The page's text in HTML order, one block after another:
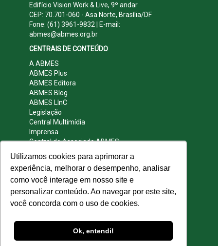
Utilizamos cookies para aprimorar a
experiência, melhorar o desempenho, analisar
como você interage em nosso site e
personalizar conteúdo. Ao navegar por este site,
você concorda com o uso de cookies.
Ok, entendi!
Edifício Vision Work & Live, 9º andar
CEP: 70.701-060 - Asa Norte, Brasília/DF
Fone: (61) 3961-9832 | E-mail:
abmes@abmes.org.br
CENTRAIS DE CONTEÚDO
A ABMES
ABMES Plus
ABMES Editora
ABMES Blog
ABMES LInC
Legislação
Central Multimídia
Imprensa
Central do Associado ABMES
REDES SOCIAIS
reservados.